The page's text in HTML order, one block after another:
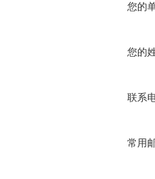
您的
您的
联系
常用